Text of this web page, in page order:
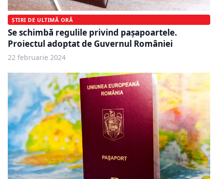
ȘTIRI DE ULTIMĂ ORĂ
Se schimbă regulile privind pașapoartele.
Proiectul adoptat de Guvernul României
22 februarie 2024